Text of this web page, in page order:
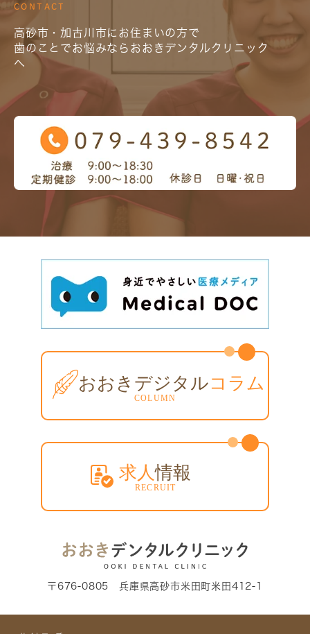
CONTACT
高砂市・加古川市にお住まいの方で
歯のことでお悩みならおおきデンタルクリニック
へ
〒676-0805 兵庫県高砂市米田町米田412-1